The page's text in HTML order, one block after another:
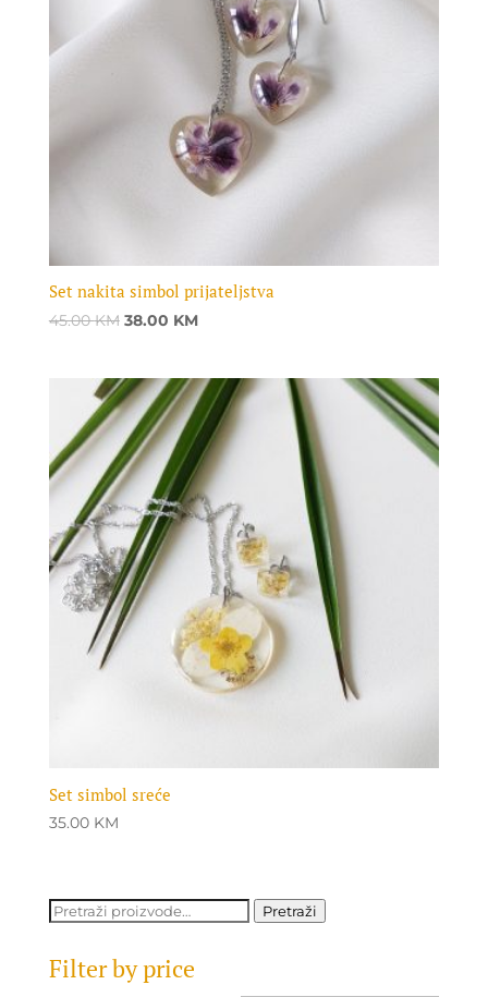
Set nakita simbol prijateljstva
45.00KM Original
45.00 KM.
38.00 KMCurrent
38.00 KM.
Set simbol sreće
35.00 KM
Pretraži: Pretraži
Filter by price